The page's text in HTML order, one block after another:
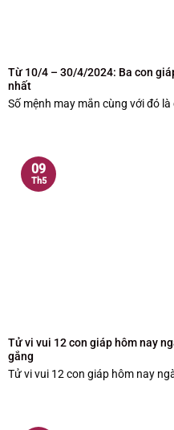
Từ 10/4 – 30/4/2024: Ba con
nhất
Số mệnh may mắn cùng với đó
Tử vi vui 12 con giáp hôm nay
gắng
Tử vi vui 12 con giáp hôm nay
09
Th5